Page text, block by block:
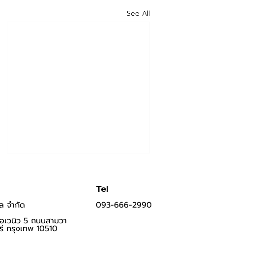
See All
จำกัด
วนิว 5 ถนนสามวา
กรุงเทพ 10510
Tel
093-666-2990